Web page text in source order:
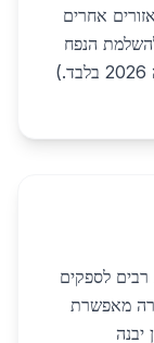
אחרים
הנפח
רבים לספקים
מהירה מאפשרת
יבנה